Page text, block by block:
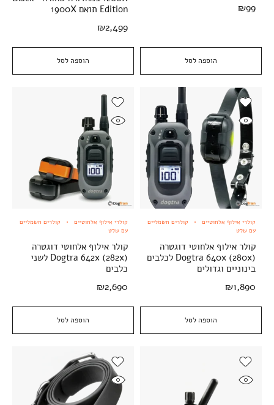
הוספה לסל
₪99
הוספה לסל
Edition תואם 1900X
₪2,499
הוספה לסל
קולרי אילוף אלחוטיים
קולרים חשמליים
עם שלט
קולר אילוף אלחוטי דוגטרה
Dogtra 640x (280x) לכלבים
בינוניים וגדולים
₪1,890
הוספה לסל
קולרי אילוף אלחוטיים
קולרים חשמליים
עם שלט
קולר אילוף אלחוטי דוגטרה
Dogtra 642x (282x) לשני
כלבים
₪2,690